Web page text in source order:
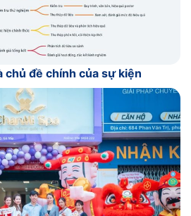
chủ đề chính của sự kiện